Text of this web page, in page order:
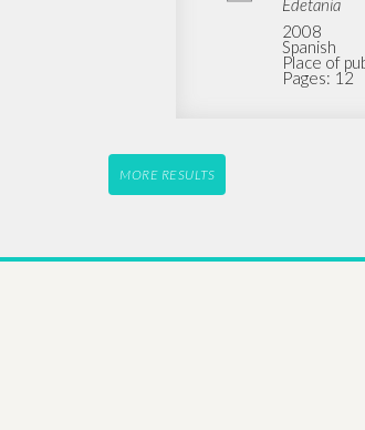
Edetania
2008
Spanish
Place of
Pages: 12
MORE RESULTS